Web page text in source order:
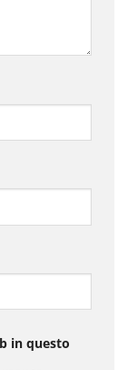
in questo